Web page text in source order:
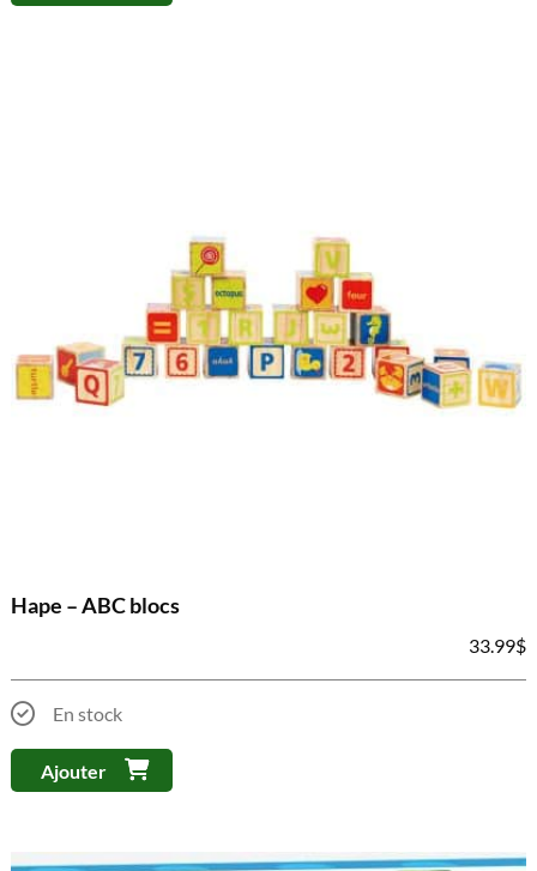
Hape – ABC blocs
33.99$
En stock
Ajouter